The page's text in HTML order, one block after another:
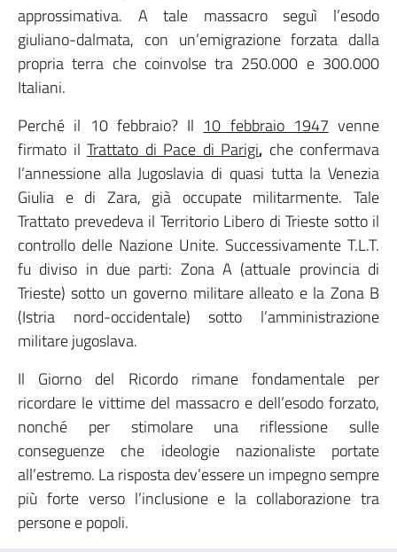
approssimativa. A tale massacro seguì l’esodo
giuliano-dalmata, con un’emigrazione forzata dalla
propria terra che coinvolse tra 250.000 e 300.000
Italiani.
Perché il 10 febbraio? Il 10 febbraio 1947 venne
firmato il Trattato di Pace di Parigi, che confermava
l’annessione alla Jugoslavia di quasi tutta la Venezia
Giulia e di Zara, già occupate militarmente. Tale
Trattato prevedeva il Territorio Libero di Trieste sotto il
controllo delle Nazione Unite. Successivamente T.L.T.
fu diviso in due parti: Zona A (attuale provincia di
Trieste) sotto un governo militare alleato e la Zona B
(Istria nord-occidentale) sotto l’amministrazione
militare jugoslava.
Il Giorno del Ricordo rimane fondamentale per
ricordare le vittime del massacro e dell’esodo forzato,
nonché per stimolare una riflessione sulle
conseguenze che ideologie nazionaliste portate
all’estremo. La risposta dev’essere un impegno sempre
più forte verso l’inclusione e la collaborazione tra
persone e popoli.